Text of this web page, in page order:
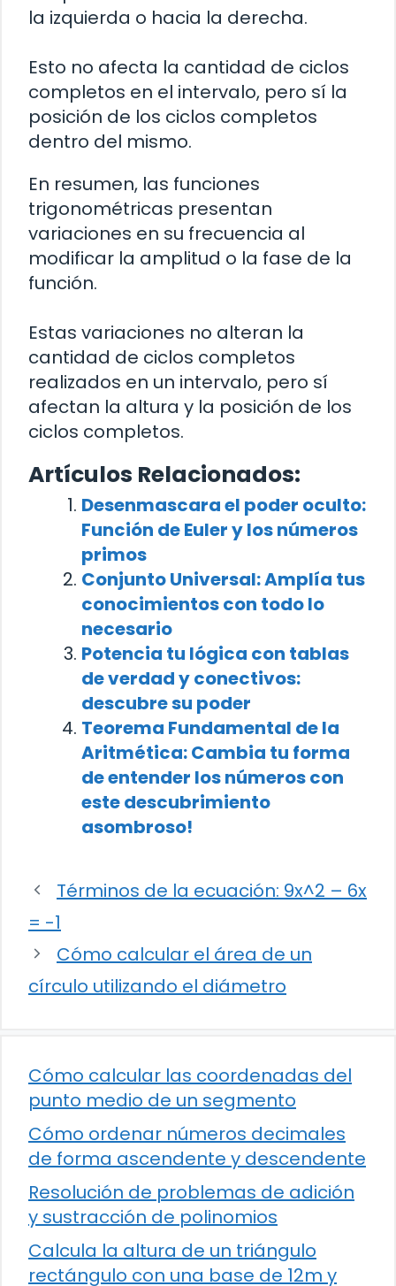
la izquierda o hacia la derecha.
Esto no afecta la cantidad de ciclos
completos en el intervalo, pero sí la
posición de los ciclos completos
dentro del mismo.
En resumen, las funciones
trigonométricas presentan
variaciones en su frecuencia al
modificar la amplitud o la fase de la
función.
Estas variaciones no alteran la
cantidad de ciclos completos
realizados en un intervalo, pero sí
afectan la altura y la posición de los
ciclos completos.
Artículos Relacionados:
Desenmascara el poder oculto:
Función de Euler y los números
primos
Conjunto Universal: Amplía tus
conocimientos con todo lo
necesario
Potencia tu lógica con tablas
de verdad y conectivos:
descubre su poder
Teorema Fundamental de la
Aritmética: Cambia tu forma
de entender los números con
este descubrimiento
asombroso!
Términos de la ecuación: 9x^2 – 6x
= -1
Cómo calcular el área de un
círculo utilizando el diámetro
Cómo calcular las coordenadas del
punto medio de un segmento
Cómo ordenar números decimales
de forma ascendente y descendente
Resolución de problemas de adición
y sustracción de polinomios
Calcula la altura de un triángulo
rectángulo con una base de 12m y